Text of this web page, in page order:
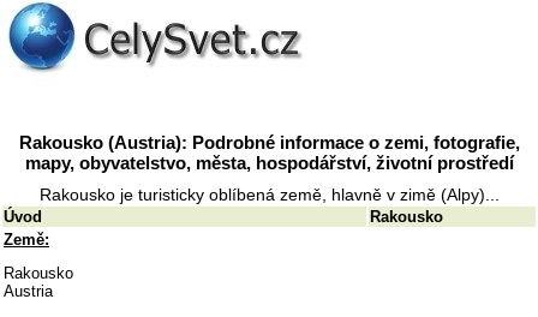
Rakousko (Austria): Podrobné informace o zemi, fotografie,
mapy, obyvatelstvo, města, hospodářství, životní prostředí
Rakousko je turisticky oblíbená země, hlavně v zimě (Alpy)...
Úvod
Rakousko
Země:
Rakousko
Austria